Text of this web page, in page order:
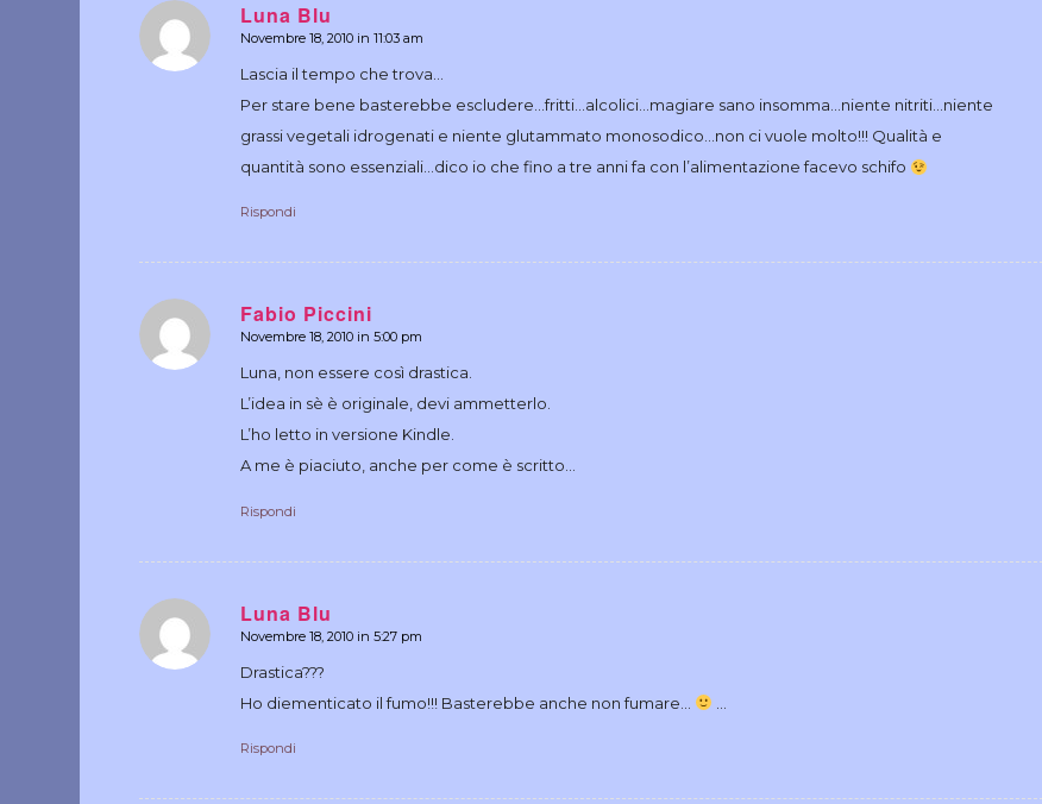
Luna Blu
dice:
Novembre 18, 2010 in 11:03 am
Lascia il tempo che trova…
Per stare bene basterebbe escludere…fritti…alcolici…magiare sano insomma…niente nitriti…niente
grassi vegetali idrogenati e niente glutammato monosodico…non ci vuole molto!!! Qualità e
quantità sono essenziali…dico io che fino a tre anni fa con l’alimentazione facevo schifo
Rispondi
Fabio Piccini
dice:
Novembre 18, 2010 in 5:00 pm
Luna, non essere così drastica.
L’idea in sè è originale, devi ammetterlo.
L’ho letto in versione Kindle.
A me è piaciuto, anche per come è scritto…
Rispondi
Luna Blu
dice:
Novembre 18, 2010 in 5:27 pm
Drastica???
Ho diementicato il fumo!!! Basterebbe anche non fumare…
Rispondi